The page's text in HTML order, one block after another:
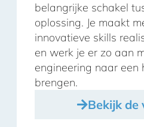
belangrijke schakel
oplossing. Je maakt
innovatieve skills
en werk je er zo aan
engineering naar een
brengen.
Bekijk de